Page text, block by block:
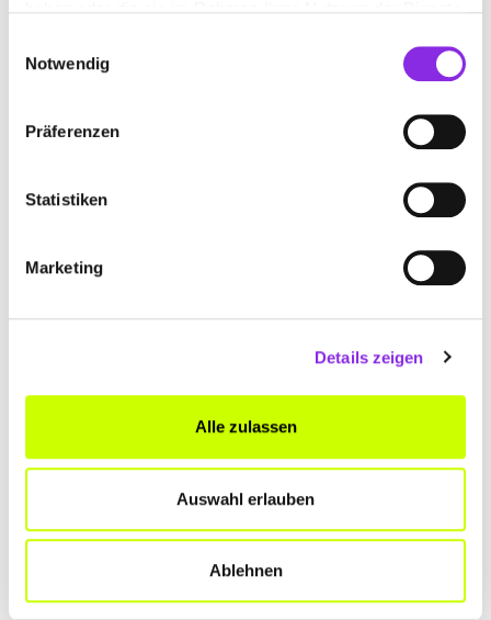
Notwendig
Präferenzen
Statistiken
Marketing
Details zeigen
Alle zulassen
Auswahl erlauben
Ablehnen
Am Wörth 26a | 36341 Lauterbach (Hessen) DE
Bahnhofstraße 8| 36304 Alsfeld DE